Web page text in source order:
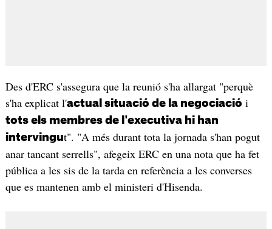
Des d'ERC s'assegura que la reunió s'ha allargat "perquè
s'ha explicat l'actual situació de la negociació i
tots els membres de l'executiva hi han
intervingut". "A més durant tota la jornada s'han pogut
anar tancant serrells", afegeix ERC en una nota que ha fet
pública a les sis de la tarda en referència a les converses
que es mantenen amb el ministeri d'Hisenda.